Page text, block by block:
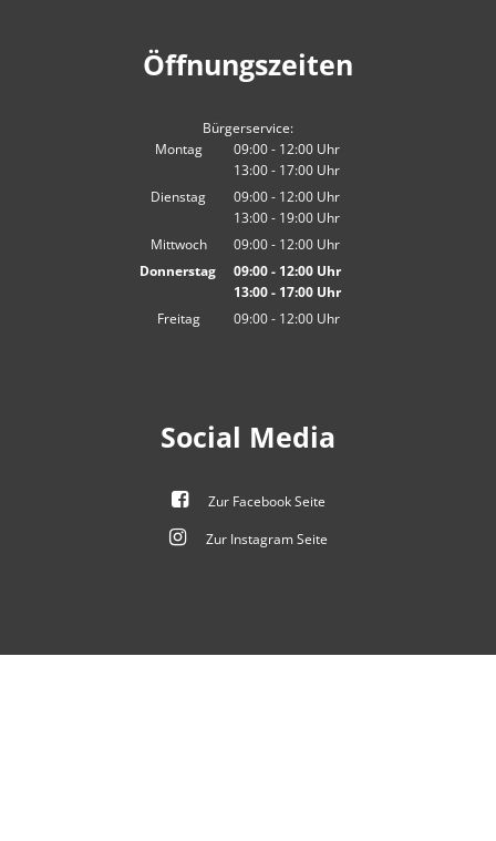
Öffnungszeiten
Bürgerservice:
Montag
09:00- 12:00 Uhr
Von 09:00 bis 12:00 Uhr
13:00- 17:00 Uhr
Von 13:00 bis 17:00 Uhr
Dienstag 09:00- 12:00 Uhr
Von 09:00 bis 12:00 Uhr
13:00- 19:00 Uhr
Von 13:00 bis 19:00 Uhr
Mittwoch 09:00- 12:00 Uhr
Von 09:00 bis 12:00 Uhr
Donnerstag 09:00- 12:00Uhr
Von 09:00 bis 12:00 Uhr
13:00- 17:00Uhr
Von 13:00 bis 17:00 Uhr
Freitag 09:00- 12:00 Uhr
Social Media
Zur Facebook Seite
Zur Instagram Seite